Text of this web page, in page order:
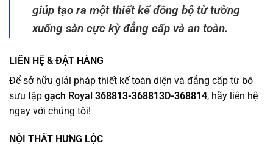
giúp tạo ra một thiết kế đồng bộ từ tường
xuống sàn cực kỳ đẳng cấp và an toàn.
LIÊN HỆ & ĐẶT HÀNG
Để sở hữu giải pháp thiết kế toàn diện và đẳng cấp từ bộ
sưu tập gạch Royal 368813-368813D-368814, hãy liên hệ
ngay với chúng tôi!
NỘI THẤT HƯNG LỘC